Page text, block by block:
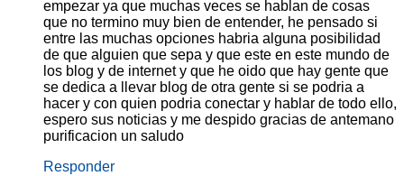
empezar ya que muchas veces se hablan de cosas
que no termino muy bien de entender, he pensado si
entre las muchas opciones habria alguna posibilidad
de que alguien que sepa y que este en este mundo de
los blog y de internet y que he oido que hay gente que
se dedica a llevar blog de otra gente si se podria a
hacer y con quien podria conectar y hablar de todo ello,
espero sus noticias y me despido gracias de antemano
purificacion un saludo
Responder